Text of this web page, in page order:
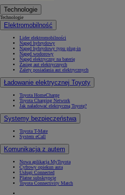
Technologie
Technologie
Elektromobilność
Lider elektromobilności
Napęd hybrydowy
Napęd hybrydowy typu plug-in
Napęd wodorowy
Napęd elektryczny na baterię
Zasięg aut elektrycznych
Zalety posiadania aut elektrycznych
Ładowanie elektrycznej Toyoty
Toyota HomeCharge
Toyota Charging Network
Jak naładować elektryczną Toyotę?
Systemy bezpieczeństwa
Toyota T-Mate
System eCall
Komunikacja z autem
Nowa aplikacja MyToyota
Cyfrowy opiekun auta
Usługi Connected
Płatne subskrypcje
Toyota Connectivity Match